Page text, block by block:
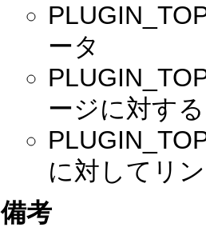
ータ
ージに対す
に対してリ
備考